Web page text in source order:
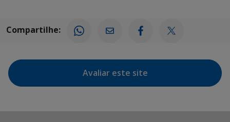
Compartilhe:
Avaliar este site